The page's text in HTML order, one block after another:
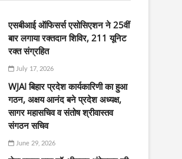
एसबीआई ऑफिसर्स एसोसिएशन ने 25वीं
बार लगाया रक्तदान शिविर, 211 यूनिट
रक्त संग्रहित
July 17, 2026
WJAI बिहार प्रदेश कार्यकारिणी का हुआ
गठन, अक्षय आनंद बने प्रदेश अध्यक्ष,
सागर महासचिव व संतोष श्रीवास्तव
संगठन सचिव
June 29, 2026